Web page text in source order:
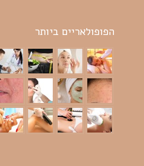
הפופולאריים ביותר